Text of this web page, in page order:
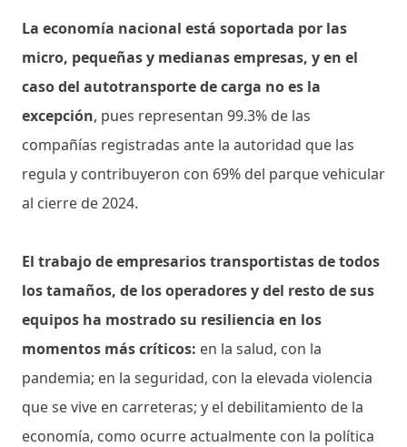
La economía nacional está soportada por las
micro, pequeñas y medianas empresas, y en el
caso del autotransporte de carga no es la
excepción, pues representan 99.3% de las
compañías registradas ante la autoridad que las
regula y contribuyeron con 69% del parque vehicular
al cierre de 2024.
El trabajo de empresarios transportistas de todos
los tamaños, de los operadores y del resto de sus
equipos ha mostrado su resiliencia en los
momentos más críticos: en la salud, con la
pandemia; en la seguridad, con la elevada violencia
que se vive en carreteras; y el debilitamiento de la
economía, como ocurre actualmente con la política